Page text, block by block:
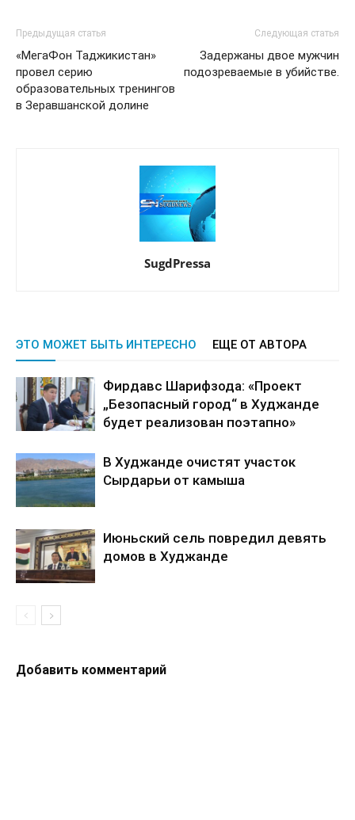
Предыдущая статья
«МегаФон Таджикистан»
провел серию
образовательных тренингов
в Зеравшанской долине
Следующая статья
Задержаны двое мужчин
подозреваемые в убийстве.
SugdPressa
ЭТО МОЖЕТ БЫТЬ ИНТЕРЕСНО ЕЩЕ ОТ АВТОРА
Фирдавс Шарифзода: «Проект
„Безопасный город“ в Худжанде
будет реализован поэтапно»
В Худжанде очистят участок
Сырдарьи от камыша
Июньский сель повредил девять
домов в Худжанде
Добавить комментарий